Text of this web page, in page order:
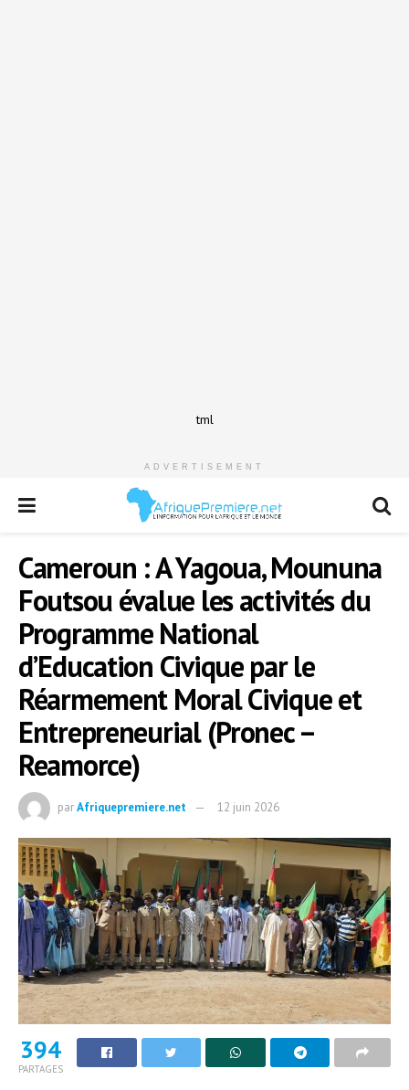
tml
ADVERTISEMENT
Cameroun : A Yagoua, Moununa
Foutsou évalue les activités du
Programme National
d’Education Civique par le
Réarmement Moral Civique et
Entrepreneurial (Pronec –
Reamorce)
parAfriquepremiere.net 12 juin 2026
394
PARTAGES